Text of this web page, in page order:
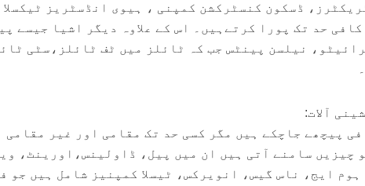
ڈسکون کنسٹرکشن کمپنی ، ہیوی انڈسٹریز ٹیکسلا
حد تک پورا کرتےہیں۔ اس کے علاوہ دیگر اشیا جیسے
نیلسن پینٹس جب کہ ٹائلز میں ٹف ٹائلز،سٹی
آلات:
پیچھے جاچکے ہیں مگر کسی حد تک مقامی اور غیر مقامی
چیزیں سامنے آتی ہیں ان میں پیل، ڈاولینس،اورینٹ،
ایج، ناس گیس، انویرکس، ٹیسلا کمپنیز شامل ہیں جو